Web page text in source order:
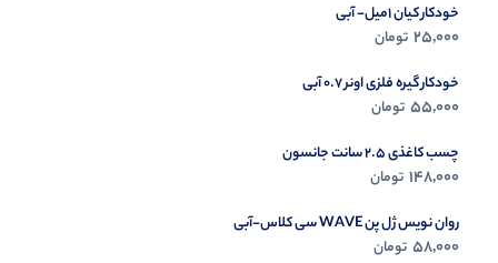
خودکار کیان 1میل- آبی
25,000 تومان
خودکار گیره فلزی اونر 0.7 آبی
55,000 تومان
چسب کاغذی 2.5 سانت جانسون
148,000 تومان
روان نویس ژل پن WAVE سی کلاس-آبی
58,000 تومان